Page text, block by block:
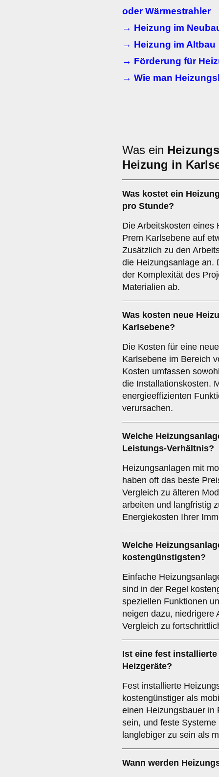
oder Wärmestrahler
→ Heizung im
→ Heizung im Altbau
→ Förderung für
→ Wie man
Was ein
Heizung in
Was kostet ein
pro Stunde?
Die Arbeitskosten eines
Prem Karlsebene auf
Zusätzlich zu den
die Heizungsanlage an.
der Komplexität des
Materialien ab.
Was kosten neue
Karlsebene?
Die Kosten für eine
Karlsebene im Bereich
Kosten umfassen
die Installationskosten.
energieeffizienten
verursachen.
Welche
Leistungs-Verhältnis?
Heizungsanlagen mit
haben oft das beste
Vergleich zu älteren
arbeiten und langfristig
Energiekosten Ihrer
Welche
kostengünstigsten?
Einfache
sind in der Regel
speziellen Funktionen
neigen dazu, niedrigere
Vergleich zu
Ist eine fest
Heizgeräte?
Fest installierte
kostengünstiger als
einen Heizungsbauer in
sein, und feste
langlebiger zu sein als
Wann werden